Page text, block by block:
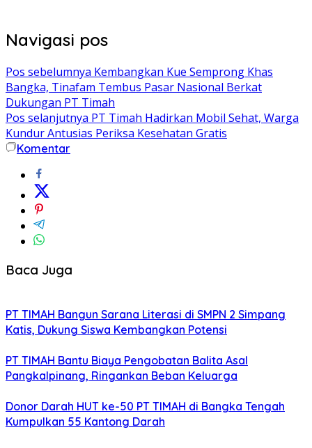
Navigasi pos
Pos sebelumnya Kembangkan Kue Semprong Khas
Bangka, Tinafam Tembus Pasar Nasional Berkat
Dukungan PT Timah
Pos selanjutnya PT Timah Hadirkan Mobil Sehat, Warga
Kundur Antusias Periksa Kesehatan Gratis
Komentar
Baca Juga
PT TIMAH Bangun Sarana Literasi di SMPN 2 Simpang
Katis, Dukung Siswa Kembangkan Potensi
PT TIMAH Bantu Biaya Pengobatan Balita Asal
Pangkalpinang, Ringankan Beban Keluarga
Donor Darah HUT ke-50 PT TIMAH di Bangka Tengah
Kumpulkan 55 Kantong Darah